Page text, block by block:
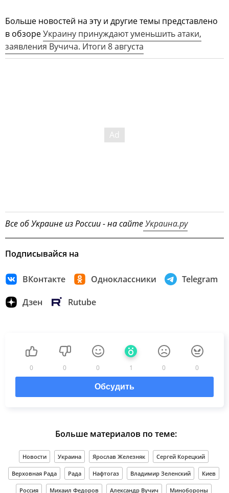
Больше новостей на эту и другие темы представлено
в обзореУкраину принуждают уменьшить атаки,
заявления Вучича. Итоги 8 августа
Все об Украине из России - на сайтеУкраина.ру
Подписывайся на
ВКонтакте Одноклассники Telegram
Дзен Rutube
0 0 0 1 0 0
Обсудить
Больше материалов по теме:
Новости Украина Ярослав Железняк Сергей Корецкий
Верховная Рада Рада Нафтогаз Владимир Зеленский Киев
Россия Михаил Федоров Александр Вучич Минобороны